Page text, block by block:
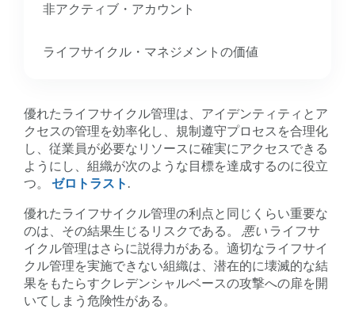
非アクティブ・アカウント
ライフサイクル・マネジメントの価値
優れたライフサイクル管理は、アイデンティティとア
クセスの管理を効率化し、規制遵守プロセスを合理化
し、従業員が必要なリソースに確実にアクセスできる
ようにし、組織が次のような目標を達成するのに役立
つ。 ゼロトラスト
優れたライフサイクル管理の利点と同じくらい重要な
のは、その結果生じるリスクである。
悪い ライフサ
イクル管理はさらに説得力がある。適切なライフサイ
クル管理を実施できない組織は、潜在的に壊滅的な結
果をもたらすクレデンシャルベースの攻撃への扉を開
いてしまう危険性がある。